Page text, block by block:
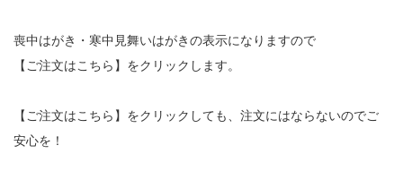
喪中はがき・寒中見舞いはがきの表示になりますので
【ご注文はこちら】をクリックします。
【ご注文はこちら】をクリックしても、注文にはならないのでご
安心を！